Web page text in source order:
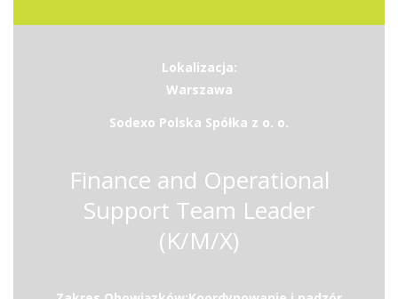
Lokalizacja:
Warszawa
Sodexo Polska Spółka z o. o.
Finance and Operational
Support Team Leader
(K/M/X)